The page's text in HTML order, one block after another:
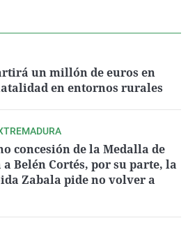
un millón de euros en
en entornos rurales
concesión de la Medalla de
Belén Cortés, por su parte, la
Zabala pide no volver a